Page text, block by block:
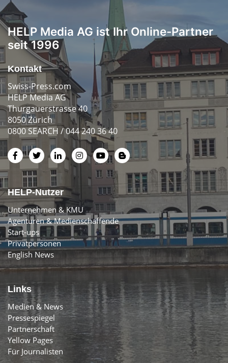
HELP Media AG ist Ihr Online-Partner
seit 1996
Kontakt
Swiss-Press.com
HELP Media AG
Thurgauerstrasse 40
8050 Zürich
0800 SEARCH / 044 240 36 40
HELP-Nutzer
Unternehmen & KMU
Agenturen & Medienschaffende
Start-ups
Privatpersonen
English News
Links
Medien & News
Pressespiegel
Partnerschaft
Yellow Pages
Für Journalisten